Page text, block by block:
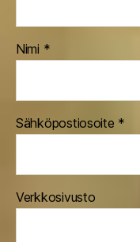
Nimi *
Sähköpostiosoite *
Verkkosivusto